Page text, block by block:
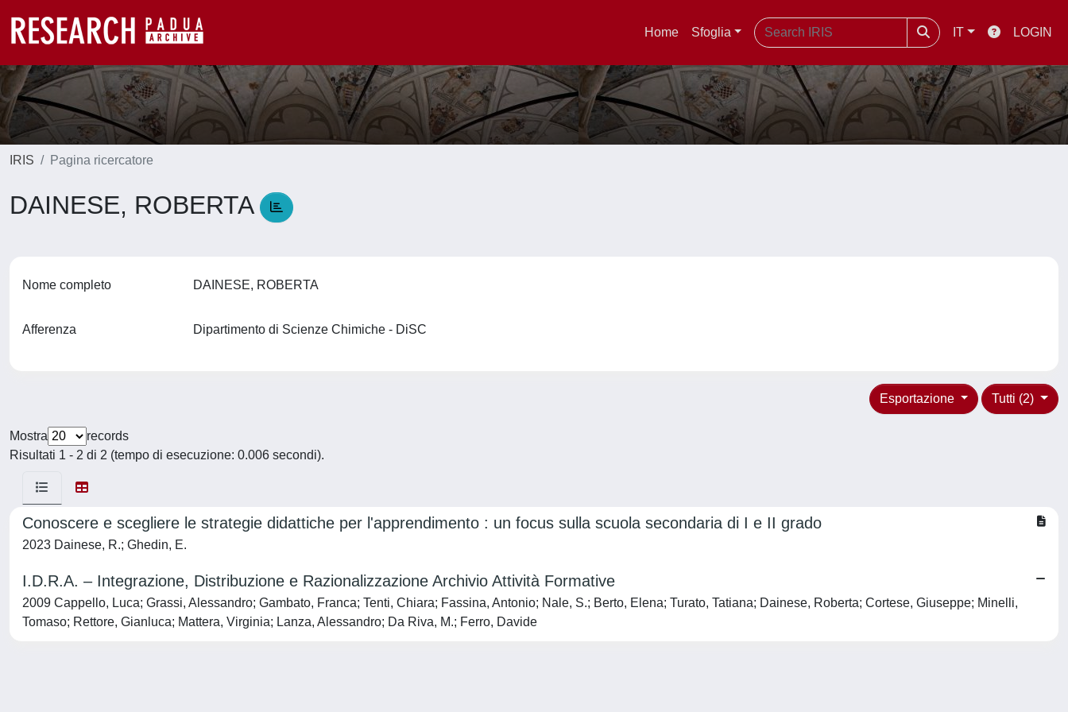
Home Sfoglia IT LOGIN
IRIS Pagina ricercatore
DAINESE, ROBERTA
Nome completo DAINESE, ROBERTA
Afferenza Dipartimento di Scienze Chimiche - DiSC
Tutti (2)
Esportazione
Mostra
records
Risultati 1 - 2 di 2 (tempo di esecuzione: 0.006 secondi).
Conoscere e scegliere le strategie didattiche per l'apprendimento : un focus sulla scuola secondaria di I e II grado
2023 Dainese, R.; Ghedin, E.
I.D.R.A. – Integrazione, Distribuzione e Razionalizzazione Archivio Attività Formative
2009 Cappello, Luca; Grassi, Alessandro; Gambato, Franca; Tenti, Chiara; Fassina, Antonio; Nale, S.; Berto, Elena; Turato, Tatiana; Dainese, Roberta; Cortese, Giuseppe; Minelli,
Tomaso; Rettore, Gianluca; Mattera, Virginia; Lanza, Alessandro; Da Riva, M.; Ferro, Davide